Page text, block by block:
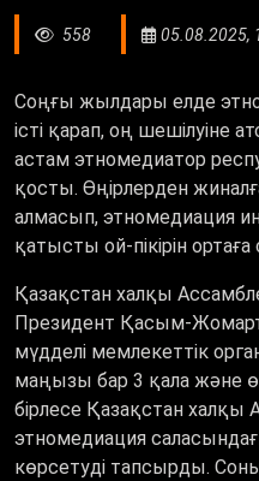
558 05.08.2025,
Соңғы жылдары елде
істі қарап, оң шешілуіне
астам этномедиатор
қосты. Өңірлерден
алмасып, этномедиация
қатысты ой-пікірін
Қазақстан халқы
Президент Қасым-
мүдделі мемлекеттік
маңызы бар 3 қала және
бірлесе Қазақстан
этномедиация
көрсетуді тапсырды.